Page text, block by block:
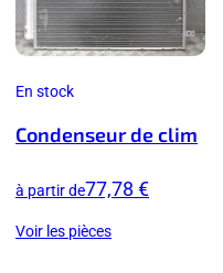
En stock
Condenseur de clim
à partir de77,78 €
Voir les pièces